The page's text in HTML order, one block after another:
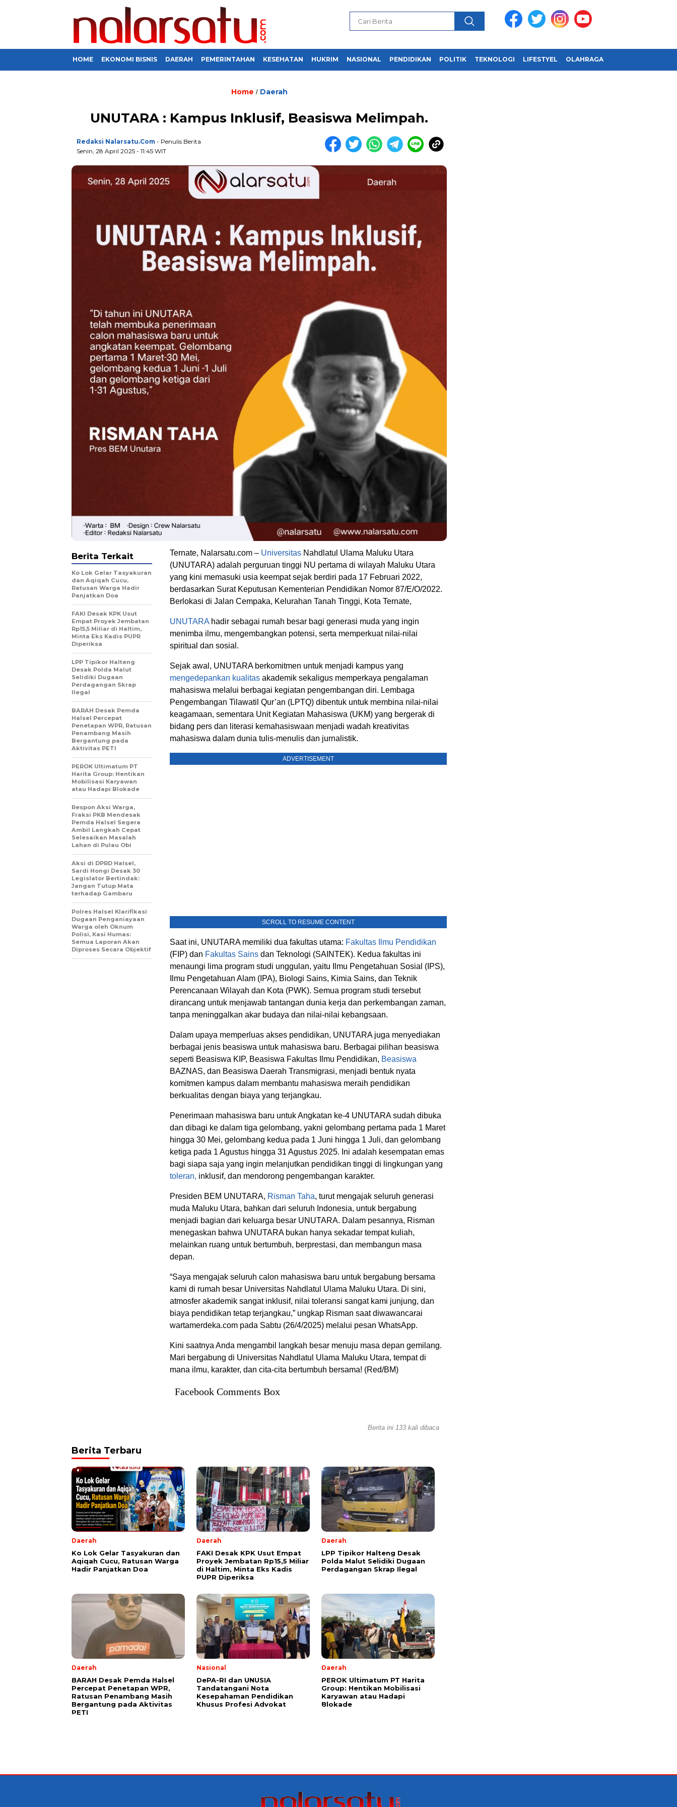
HOME EKONOMI BISNIS DAERAH PEMERINTAHAN KESEHATAN HUKRIM NASIONAL PENDIDIKAN POLITIK TEKNOLOGI LIFESTYEL OLAHRAGA
Home / Daerah
UNUTARA : Kampus Inklusif, Beasiswa Melimpah.
Redaksi Nalarsatu.com - Penulis Berita
Senin, 28 April 2025 - 11:45 WIT
Ternate, Nalarsatu.com – Universitas Nahdlatul Ulama Maluku Utara
(UNUTARA) adalah perguruan tinggi NU pertama di wilayah Maluku Utara
yang kini memasuki usia keempat sejak berdiri pada 17 Februari 2022,
berdasarkan Surat Keputusan Kementerian Pendidikan Nomor 87/E/O/2022.
Berlokasi di Jalan Cempaka, Kelurahan Tanah Tinggi, Kota Ternate,
UNUTARA hadir sebagai rumah besar bagi generasi muda yang ingin
menimba ilmu, mengembangkan potensi, serta memperkuat nilai-nilai
spiritual dan sosial.
Sejak awal, UNUTARA berkomitmen untuk menjadi kampus yang
mengedepankan kualitas akademik sekaligus memperkaya pengalaman
mahasiswa melalui berbagai kegiatan pengembangan diri. Lembaga
Pengembangan Tilawatil Qur’an (LPTQ) dibentuk untuk membina nilai-nilai
keagamaan, sementara Unit Kegiatan Mahasiswa (UKM) yang bergerak di
bidang pers dan literasi kemahasiswaan menjadi wadah kreativitas
mahasiswa dalam dunia tulis-menulis dan jurnalistik.
ADVERTISEMENT
SCROLL TO RESUME CONTENT
Saat ini, UNUTARA memiliki dua fakultas utama: Fakultas Ilmu Pendidikan
(FIP) dan Fakultas Sains dan Teknologi (SAINTEK). Kedua fakultas ini
menaungi lima program studi unggulan, yaitu Ilmu Pengetahuan Sosial (IPS),
Ilmu Pengetahuan Alam (IPA), Biologi Sains, Kimia Sains, dan Teknik
Perencanaan Wilayah dan Kota (PWK). Semua program studi tersebut
dirancang untuk menjawab tantangan dunia kerja dan perkembangan zaman,
tanpa meninggalkan akar budaya dan nilai-nilai kebangsaan.
Dalam upaya memperluas akses pendidikan, UNUTARA juga menyediakan
berbagai jenis beasiswa untuk mahasiswa baru. Berbagai pilihan beasiswa
seperti Beasiswa KIP, Beasiswa Fakultas Ilmu Pendidikan, Beasiswa
BAZNAS, dan Beasiswa Daerah Transmigrasi, menjadi bentuk nyata
komitmen kampus dalam membantu mahasiswa meraih pendidikan
berkualitas dengan biaya yang terjangkau.
Penerimaan mahasiswa baru untuk Angkatan ke-4 UNUTARA sudah dibuka
dan dibagi ke dalam tiga gelombang, yakni gelombang pertama pada 1 Maret
hingga 30 Mei, gelombang kedua pada 1 Juni hingga 1 Juli, dan gelombang
ketiga pada 1 Agustus hingga 31 Agustus 2025. Ini adalah kesempatan emas
bagi siapa saja yang ingin melanjutkan pendidikan tinggi di lingkungan yang
toleran, inklusif, dan mendorong pengembangan karakter.
Presiden BEM UNUTARA, Risman Taha, turut mengajak seluruh generasi
muda Maluku Utara, bahkan dari seluruh Indonesia, untuk bergabung
menjadi bagian dari keluarga besar UNUTARA. Dalam pesannya, Risman
menegaskan bahwa UNUTARA bukan hanya sekadar tempat kuliah,
melainkan ruang untuk bertumbuh, berprestasi, dan membangun masa
depan.
“Saya mengajak seluruh calon mahasiswa baru untuk bergabung bersama
kami di rumah besar Universitas Nahdlatul Ulama Maluku Utara. Di sini,
atmosfer akademik sangat inklusif, nilai toleransi sangat kami junjung, dan
biaya pendidikan tetap terjangkau,” ungkap Risman saat diwawancarai
wartamerdeka.com pada Sabtu (26/4/2025) melalui pesan WhatsApp.
Kini saatnya Anda mengambil langkah besar menuju masa depan gemilang.
Mari bergabung di Universitas Nahdlatul Ulama Maluku Utara, tempat di
mana ilmu, karakter, dan cita-cita bertumbuh bersama! (Red/BM)
Facebook Comments Box
Berita Terkait
Ko Lok Gelar Tasyakuran
dan Aqiqah Cucu,
Ratusan Warga Hadir
Panjatkan Doa
FAKI Desak KPK Usut
Empat Proyek Jembatan
Rp15,5 Miliar di Haltim,
Minta Eks Kadis PUPR
Diperiksa
LPP Tipikor Halteng
Desak Polda Malut
Selidiki Dugaan
Perdagangan Skrap
Ilegal
BARAH Desak Pemda
Halsel Percepat
Penetapan WPR, Ratusan
Penambang Masih
Bergantung pada
Aktivitas PETI
PEROK Ultimatum PT
Harita Group: Hentikan
Mobilisasi Karyawan
atau Hadapi Blokade
Respon Aksi Warga,
Fraksi PKB Mendesak
Pemda Halsel Segera
Ambil Langkah Cepat
Selesaikan Masalah
Lahan di Pulau Obi
Aksi di DPRD Halsel,
Sardi Hongi Desak 30
Legislator Bertindak:
Jangan Tutup Mata
terhadap Gambaru
Polres Halsel Klarifikasi
Dugaan Penganiayaan
Warga oleh Oknum
Polisi, Kasi Humas:
Semua Laporan Akan
Diproses Secara Objektif
Berita ini 133 kali dibaca
Berita Terbaru
Daerah
Ko Lok Gelar Tasyakuran dan
Aqiqah Cucu, Ratusan Warga
Hadir Panjatkan Doa
Daerah
FAKI Desak KPK Usut Empat
Proyek Jembatan Rp15,5 Miliar
di Haltim, Minta Eks Kadis
PUPR Diperiksa
Daerah
LPP Tipikor Halteng Desak
Polda Malut Selidiki Dugaan
Perdagangan Skrap Ilegal
Daerah
BARAH Desak Pemda Halsel
Percepat Penetapan WPR,
Ratusan Penambang Masih
Bergantung pada Aktivitas
PETI
Nasional
DePA-RI dan UNUSIA
Tandatangani Nota
Kesepahaman Pendidikan
Khusus Profesi Advokat
Daerah
PEROK Ultimatum PT Harita
Group: Hentikan Mobilisasi
Karyawan atau Hadapi
Blokade